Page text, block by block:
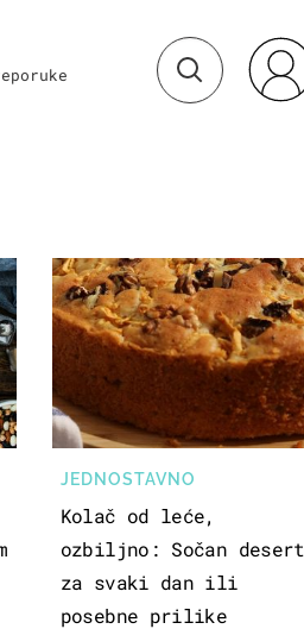
JEDNOSTAVNO
Kolač od leće,
ozbiljno: Sočan desert
za svaki dan ili
posebne prilike